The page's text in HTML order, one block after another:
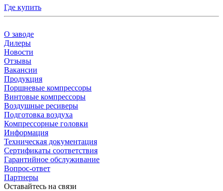
Где купить
О заводе
Дилеры
Новости
Отзывы
Вакансии
Продукция
Поршневые компрессоры
Винтовые компрессоры
Воздушные ресиверы
Подготовка воздуха
Компрессорные головки
Информация
Техническая документация
Сертификаты соответствия
Гарантийное обслуживание
Вопрос-ответ
Партнеры
Оставайтесь на связи